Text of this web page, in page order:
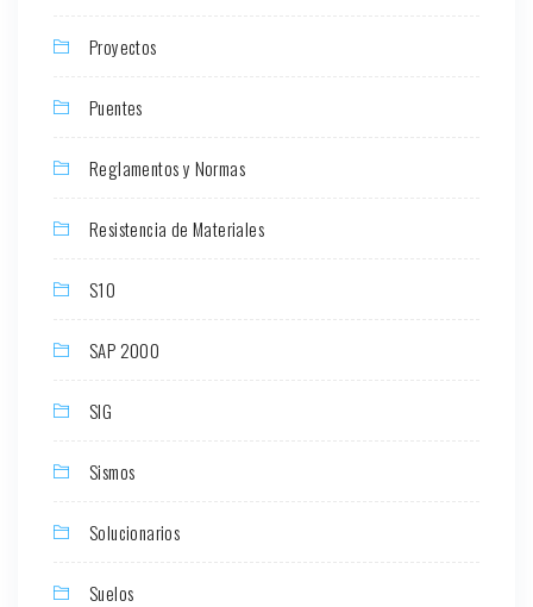
Proyectos
Puentes
Reglamentos y Normas
Resistencia de Materiales
S10
SAP 2000
SIG
Sismos
Solucionarios
Suelos